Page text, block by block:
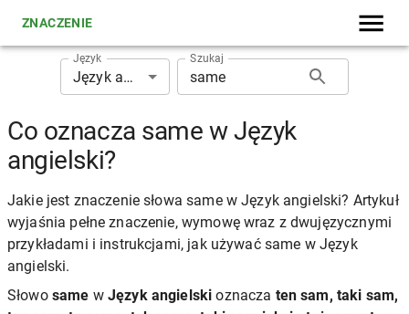
ZNACZENIE
Język
Język angielski
Szukaj
Co oznacza same w Język
angielski?
Jakie jest znaczenie słowa same w Język angielski? Artykuł
wyjaśnia pełne znaczenie, wymowę wraz z dwujęzycznymi
przykładami i instrukcjami, jak używać same w Język
angielski.
Słowo same w Język angielski oznacza ten sam, taki sam,